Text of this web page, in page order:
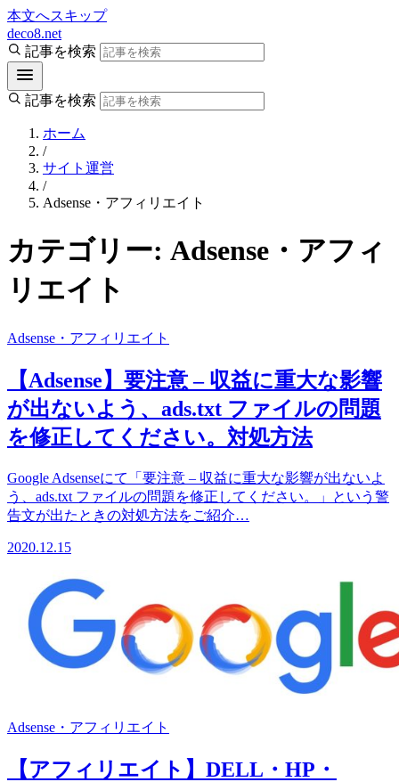
本文へスキップ
deco8.net
記事を検索
記事を検索
ホーム
/
サイト運営
/
Adsense・アフィリエイト
カテゴリー: Adsense・アフィ
リエイト
Adsense・アフィリエイト
【Adsense】要注意 – 収益に重大な影響
が出ないよう、ads.txt ファイルの問題
を修正してください。対処方法
Google Adsenseにて「要注意 – 収益に重大な影響が出ないよ
う、ads.txt ファイルの問題を修正してください。」という警
告文が出たときの対処方法をご紹介…
2020.12.15
Adsense・アフィリエイト
【アフィリエイト】DELL・HP・